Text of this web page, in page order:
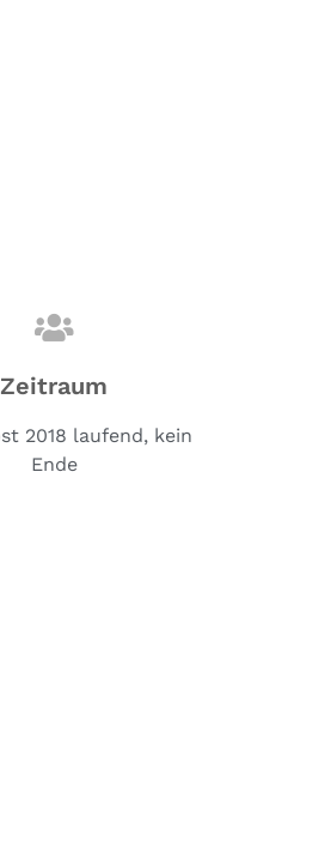
Zeitraum
2018 laufend, kein
Ende